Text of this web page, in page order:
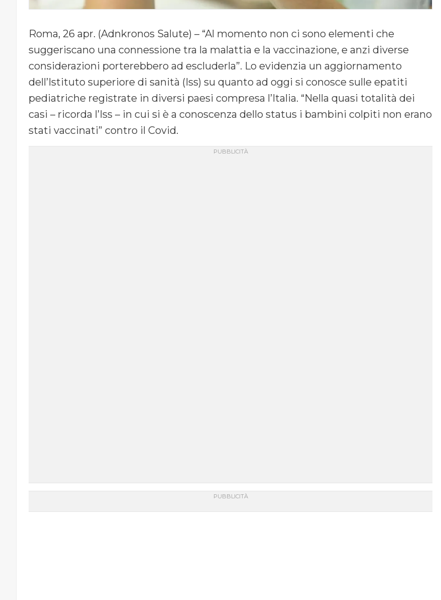
Roma, 26 apr. (Adnkronos Salute) – “Al momento non ci sono elementi che
suggeriscano una connessione tra la malattia e la vaccinazione, e anzi diverse
considerazioni porterebbero ad escluderla”. Lo evidenzia un aggiornamento
dell’Istituto superiore di sanità (Iss) su quanto ad oggi si conosce sulle epatiti
pediatriche registrate in diversi paesi compresa l’Italia. “Nella quasi totalità dei
casi – ricorda l’Iss – in cui si è a conoscenza dello status i bambini colpiti non erano
stati vaccinati” contro il Covid.